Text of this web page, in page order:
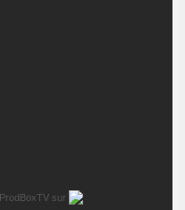
ProdBoxTV sur